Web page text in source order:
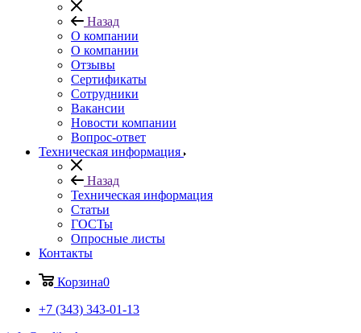
Назад
О компании
О компании
Отзывы
Сертификаты
Сотрудники
Вакансии
Новости компании
Вопрос-ответ
Техническая информация
Назад
Техническая информация
Статьи
ГОСТы
Опросные листы
Контакты
Корзина0
+7 (343) 343-01-13